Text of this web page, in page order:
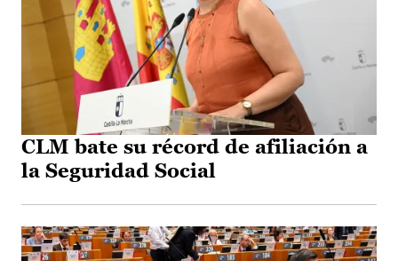
CLM bate su récord de afiliación a
la Seguridad Social